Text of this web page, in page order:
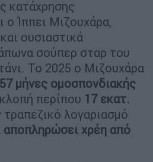
κατάχρησης
ο Ίππει Μιζουχάρα,
ουσιαστικά
σούπερ σταρ του
Το 2025 ο Μιζουχάρα
57 μήνες ομοσπονδιακής
περίπου 17 εκατ.
τραπεζικό λογαριασμό
αποπληρώσει χρέη από